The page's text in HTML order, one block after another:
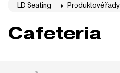
LD Seating Produktové řady
Cafeteria